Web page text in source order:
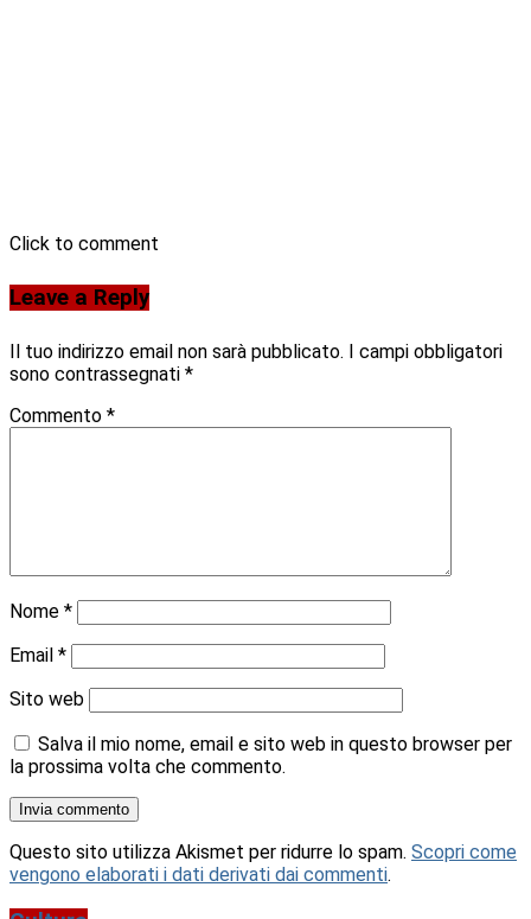
Click to comment
Leave a Reply
Il tuo indirizzo email non sarà pubblicato. I campi obbligatori
sono contrassegnati *
Commento *
Nome *
Email *
Sito web
Salva il mio nome, email e sito web in questo browser per
la prossima volta che commento.
Questo sito utilizza Akismet per ridurre lo spam. Scopri come
vengono elaborati i dati derivati dai commenti.